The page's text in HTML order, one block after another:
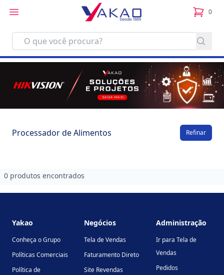
0
itens
Processador de Alimentos Refinar
0 produtos encontrados
Yakao
Conheça o Grupo
Políticas Comerciais
Política de
Negócios
Tela de Vendas
Faturamento Direto
Site Revendas
Administração
Ir para Tela de
Vendas
Pedidos